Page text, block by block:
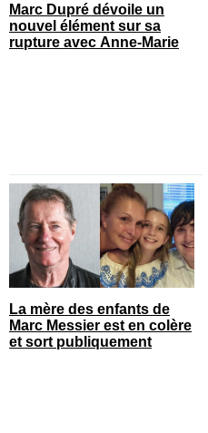
Marc Dupré dévoile un
nouvel élément sur sa
rupture avec Anne-Marie
La mère des enfants de
Marc Messier est en colère
et sort publiquement